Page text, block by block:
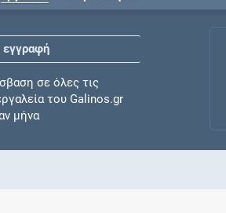
σε όλες τις
του Galinos.gr
μήνα